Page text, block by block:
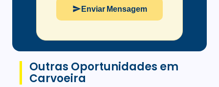
Enviar Mensagem
Outras Oportunidades em
Carvoeira